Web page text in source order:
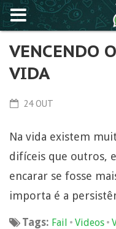
VENCENDO
VIDA
24 OUT
Na vida existem
difíceis que outros,
encarar se fosse
importa é a
Tags: Fail • Videos •